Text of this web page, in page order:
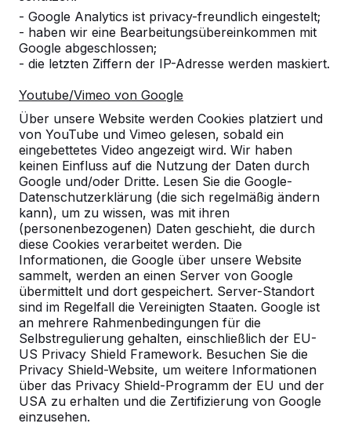
- Google Analytics ist privacy-freundlich eingestelt;
- haben wir eine Bearbeitungsübereinkommen mit
Google abgeschlossen;
- die letzten Ziffern der IP-Adresse werden maskiert.
Youtube/Vimeo von Google
Über unsere Website werden Cookies platziert und
von YouTube und Vimeo gelesen, sobald ein
eingebettetes Video angezeigt wird. Wir haben
keinen Einfluss auf die Nutzung der Daten durch
Google und/oder Dritte. Lesen Sie die Google-
Datenschutzerklärung (die sich regelmäßig ändern
kann), um zu wissen, was mit ihren
(personenbezogenen) Daten geschieht, die durch
diese Cookies verarbeitet werden. Die
Informationen, die Google über unsere Website
sammelt, werden an einen Server von Google
übermittelt und dort gespeichert. Server-Standort
sind im Regelfall die Vereinigten Staaten. Google ist
an mehrere Rahmenbedingungen für die
Selbstregulierung gehalten, einschließlich der EU-
US Privacy Shield Framework. Besuchen Sie die
Privacy Shield-Website, um weitere Informationen
über das Privacy Shield-Programm der EU und der
USA zu erhalten und die Zertifizierung von Google
einzusehen.
verschiedenen Farben und Modellen lieferbar
und ist inzwischen nicht mehr von Schulhöfen
und Campingplätzen wegzudenken. Außer der
Tischtennisplatte haben wir auch Bänke,
Spieltische und Picknicksets aus Beton
entwickelt. Als wir das Picknickset DeLuxe
entworfen und in unseren Webshop
aufgenommen hatten, dachten wir, unser
Sortiment sei nun groß genug. Allerdings nur
für kurze Zeit, denn noch heute kommen
regelmäßig schöne, durchdachte neue
Produkte hinzu!
Inzwischen haben wir weltweit mehr als
20.000 Tische verkauft. Unsere
Tischtennisplatten sind in ganz Europa zu
finden. Wir liefern unsere Produkte selbst aus,
denn dadurch können wir unseren Kunden
den besten Service bieten. Unsere Produkte
gehen auch nach Übersee, man findet sie
sogar in Chile, Australien und Saudi-Arabien.
Diese Bestellungen liefern wir nicht selbst,
sondern verschicken sie per Schiff.
Im Jahr 2023 sind Theo van der Heijden und
seine Tochter Karin mit ihrem Unternehmen
HeBlad in ein fantastisches neues Gebäude